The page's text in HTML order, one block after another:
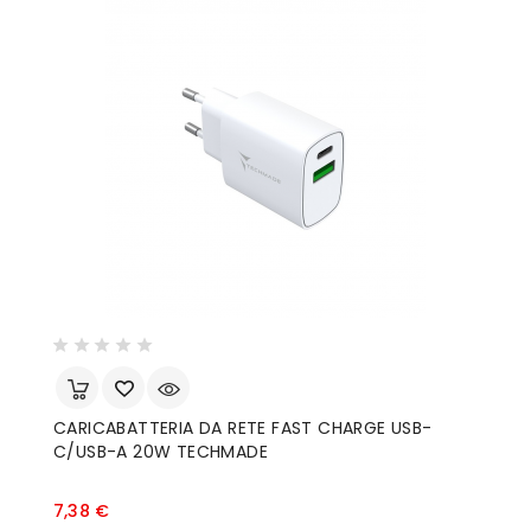
CARICABATTERIA DA RETE FAST CHARGE USB-
C/USB-A 20W TECHMADE
7,38 €Prezzo